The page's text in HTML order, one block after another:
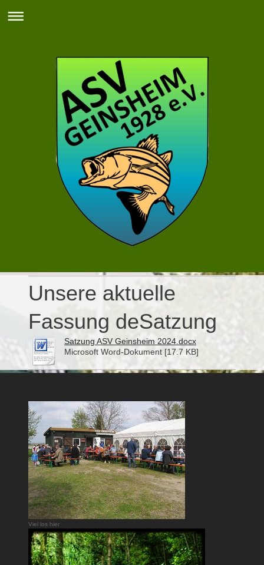
Unsere aktuelle
Fassung deSatzung
Satzung ASV Geinsheim 2024.docx
Microsoft Word-Dokument [17.7 KB]
Viel los hier